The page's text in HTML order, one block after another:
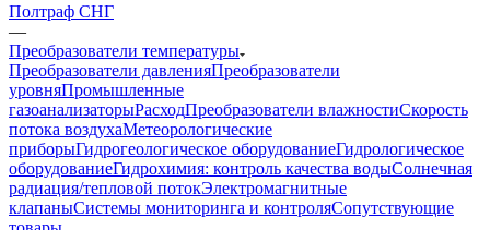
Полтраф СНГ
—
Преобразователи температуры
Преобразователи давленияПреобразователи
уровняПромышленные
газоанализаторыРасходПреобразователи влажностиСкорость
потока воздухаМетеорологические
приборыГидрогеологическое оборудованиеГидрологическое
оборудованиеГидрохимия: контроль качества водыСолнечная
радиация/тепловой потокЭлектромагнитные
клапаныСистемы мониторинга и контроляСопутствующие